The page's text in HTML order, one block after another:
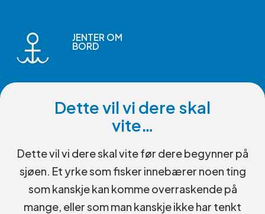
JENTER OM
BORD
Dette vil vi dere skal
vite…
Dette vil vi dere skal vite før dere begynner på
sjøen. Et yrke som fisker innebærer noen ting
som kanskje kan komme overraskende på
mange, eller som man kanskje ikke har tenkt